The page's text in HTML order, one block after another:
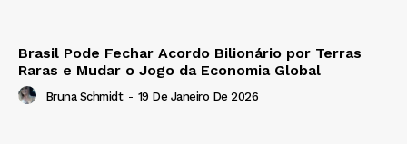
Brasil Pode Fechar Acordo Bilionário por Terras
Raras e Mudar o Jogo da Economia Global
Bruna Schmidt - 19 De Janeiro De 2026